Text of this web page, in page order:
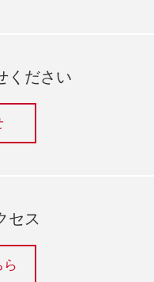
ください
セス
ら